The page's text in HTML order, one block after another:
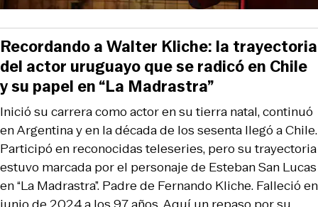
Inició su carrera como actor en su tierra natal, continuó
en Argentina y en la década de los sesenta llegó a Chile.
Participó en reconocidas teleseries, pero su trayectoria
estuvo marcada por el personaje de Esteban San Lucas
en “La Madrastra”. Padre de Fernando Kliche. Falleció en
Recordando a Walter Kliche: la trayectoria
del actor uruguayo que se radicó en Chile
y su papel en “La Madrastra”